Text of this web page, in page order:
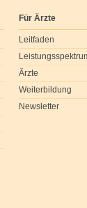
Für Ärzte
Leitfaden
Ärzte
Weiterbildung
Newsletter